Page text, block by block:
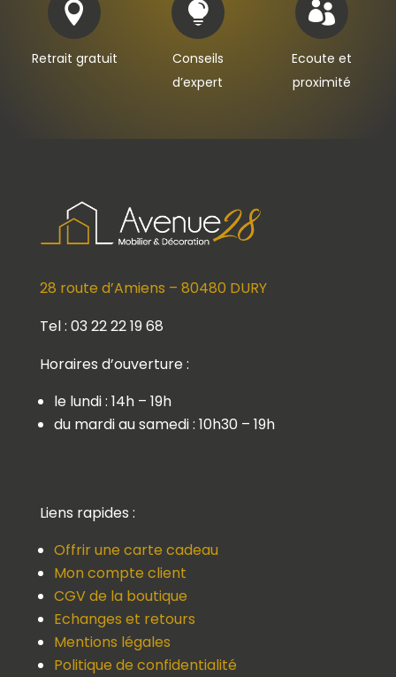

Retrait gratuit

Conseils
d’expert

Ecoute et
proximité
28 route d’Amiens – 80480 DURY
Tel : 03 22 22 19 68
Horaires d’ouverture :
le lundi : 14h – 19h
du mardi au samedi : 10h30 – 19h
Liens rapides :
Offrir une carte cadeau
Mon compte client
CGV de la boutique
Echanges et retours
Mentions légales
Politique de confidentialité